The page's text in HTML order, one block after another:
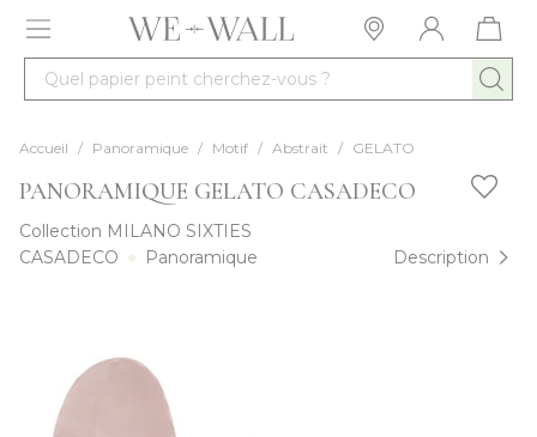
Allez au contenu
Quel papier peint cherchez-vous ?
Accueil / Panoramique / Motif / Abstrait / GELATO
PANORAMIQUE GELATO CASADECO
Collection MILANO SIXTIES
CASADECO
Panoramique Description